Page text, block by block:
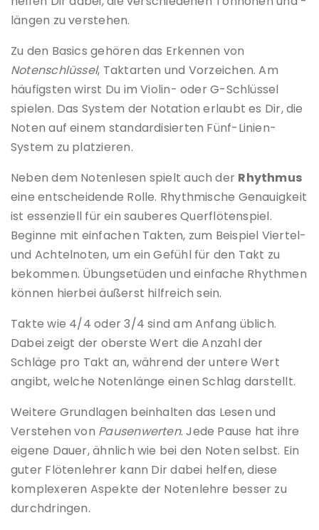
längen zu verstehen.
Zu den Basics gehören das Erkennen von
Notenschlüssel, Taktarten und Vorzeichen. Am
häufigsten wirst Du im Violin- oder G-Schlüssel
spielen. Das System der Notation erlaubt es Dir, die
Noten auf einem standardisierten Fünf-Linien-
System zu platzieren.
Neben dem Notenlesen spielt auch der Rhythmus
eine entscheidende Rolle. Rhythmische Genauigkeit
ist essenziell für ein sauberes Querflötenspiel.
Beginne mit einfachen Takten, zum Beispiel Viertel-
und Achtelnoten, um ein Gefühl für den Takt zu
bekommen. Übungsetüden und einfache Rhythmen
können hierbei äußerst hilfreich sein.
Takte wie 4/4 oder 3/4 sind am Anfang üblich.
Dabei zeigt der oberste Wert die Anzahl der
Schläge pro Takt an, während der untere Wert
angibt, welche Notenlänge einen Schlag darstellt.
Weitere Grundlagen beinhalten das Lesen und
Verstehen von Pausenwerten. Jede Pause hat ihre
eigene Dauer, ähnlich wie bei den Noten selbst. Ein
guter Flötenlehrer kann Dir dabei helfen, diese
komplexeren Aspekte der Notenlehre besser zu
durchdringen.